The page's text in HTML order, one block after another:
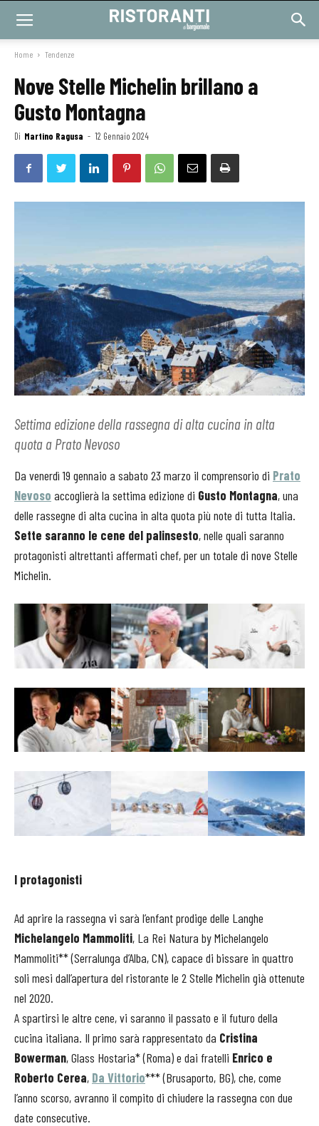
Home Tendenze
Nove Stelle Michelin brillano a
Gusto Montagna
Di Martino Ragusa - 12 Gennaio 2024
Settima edizione della rassegna di alta cucina in alta
quota a Prato Nevoso
Da venerdì 19 gennaio a sabato 23 marzo il comprensorio di Prato
Nevoso accoglierà la settima edizione di Gusto Montagna, una
delle rassegne di alta cucina in alta quota più note di tutta Italia.
Sette saranno le cene del palinsesto, nelle quali saranno
protagonisti altrettanti affermati chef, per un totale di nove Stelle
Michelin.
I protagonisti
Ad aprire la rassegna vi sarà l’enfant prodige delle Langhe
Michelangelo Mammoliti, La Rei Natura by Michelangelo
Mammoliti** (Serralunga d’Alba, CN), capace di bissare in quattro
soli mesi dall’apertura del ristorante le 2 Stelle Michelin già ottenute
nel 2020.
A spartirsi le altre cene, vi saranno il passato e il futuro della
cucina italiana. Il primo sarà rappresentato da Cristina
Bowerman, Glass Hostaria* (Roma) e dai fratelli Enrico e
Roberto Cerea, Da Vittorio*** (Brusaporto, BG), che, come
l’anno scorso, avranno il compito di chiudere la rassegna con due
date consecutive.